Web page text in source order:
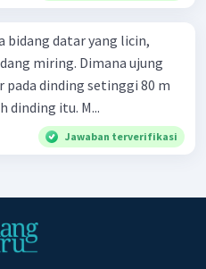
bidang datar yang licin,
miring. Dimana ujung
dinding setinggi 80 m
dinding itu. M...
Jawaban terverifikasi